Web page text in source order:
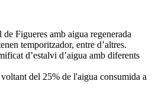
Figueres amb aigua regenerada
temporitzador, entre d’altres.
d’estalvi d’aigua amb diferents
del 25% de l'aigua consumida a